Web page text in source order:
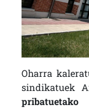
Oharra
sindikatuek